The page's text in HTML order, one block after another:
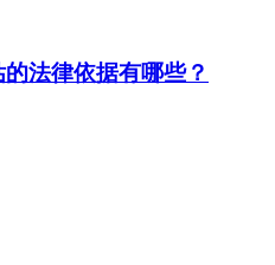
法律依据有哪些？